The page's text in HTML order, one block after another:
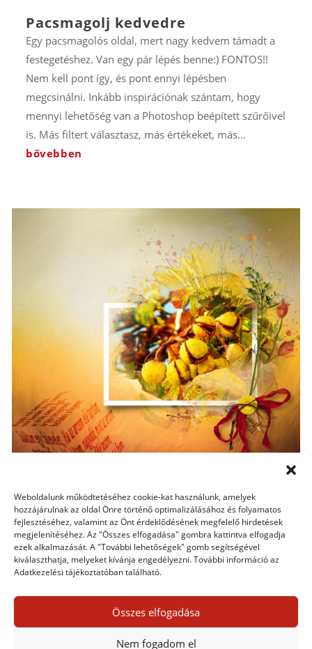
Weboldalunk működtetéséhez cookie-kat használunk, amelyek
hozzájárulnak az oldal Önre történő optimalizálásához és folyamatos
fejlesztéséhez, valamint az Önt érdeklődésének megfelelő hirdetések
megjelenítéséhez. Az "Összes elfogadása" gombra kattintva elfogadja
ezek alkalmazását. A "További lehetőségek" gomb segítségével
kiválaszthatja, melyeket kívánja engedélyezni. További információ az
Adatkezelési tájékoztatóban található.
Összes elfogadása
Nem fogadom el
Pacsmagolj kedvedre
Egy pacsmagolós oldal, mert nagy kedvem támadt a
festegetéshez. Van egy pár lépés benne:) FONTOS!!
Nem kell pont így, és pont ennyi lépésben
megcsinálni. Inkább inspirációnak szántam, hogy
mennyi lehetőség van a Photoshop beépített szűrőivel
is. Más filtert választasz, más értékeket, más...
bővebben
Térbeli szöveg
Látványos szövegmegoldást mutatok ma. Lehet egy-
egy szó, vagy akár hosszabb szöveg is, amit ezzel a
módszerrel készítünk el. Szükségünk lesz egy kockára,
ami tulajdonképpen csak segédeszköz lesz, így
gyakorlatilag mindegy, hogy jó minőségű a fotó vagy
sem. Fényképezhetünk, vagy kereshetünk a...